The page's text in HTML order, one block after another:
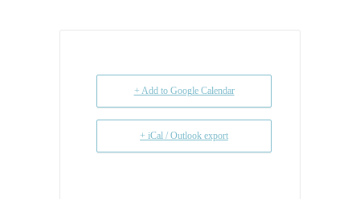
+ Add to Google Calendar
+ iCal / Outlook export